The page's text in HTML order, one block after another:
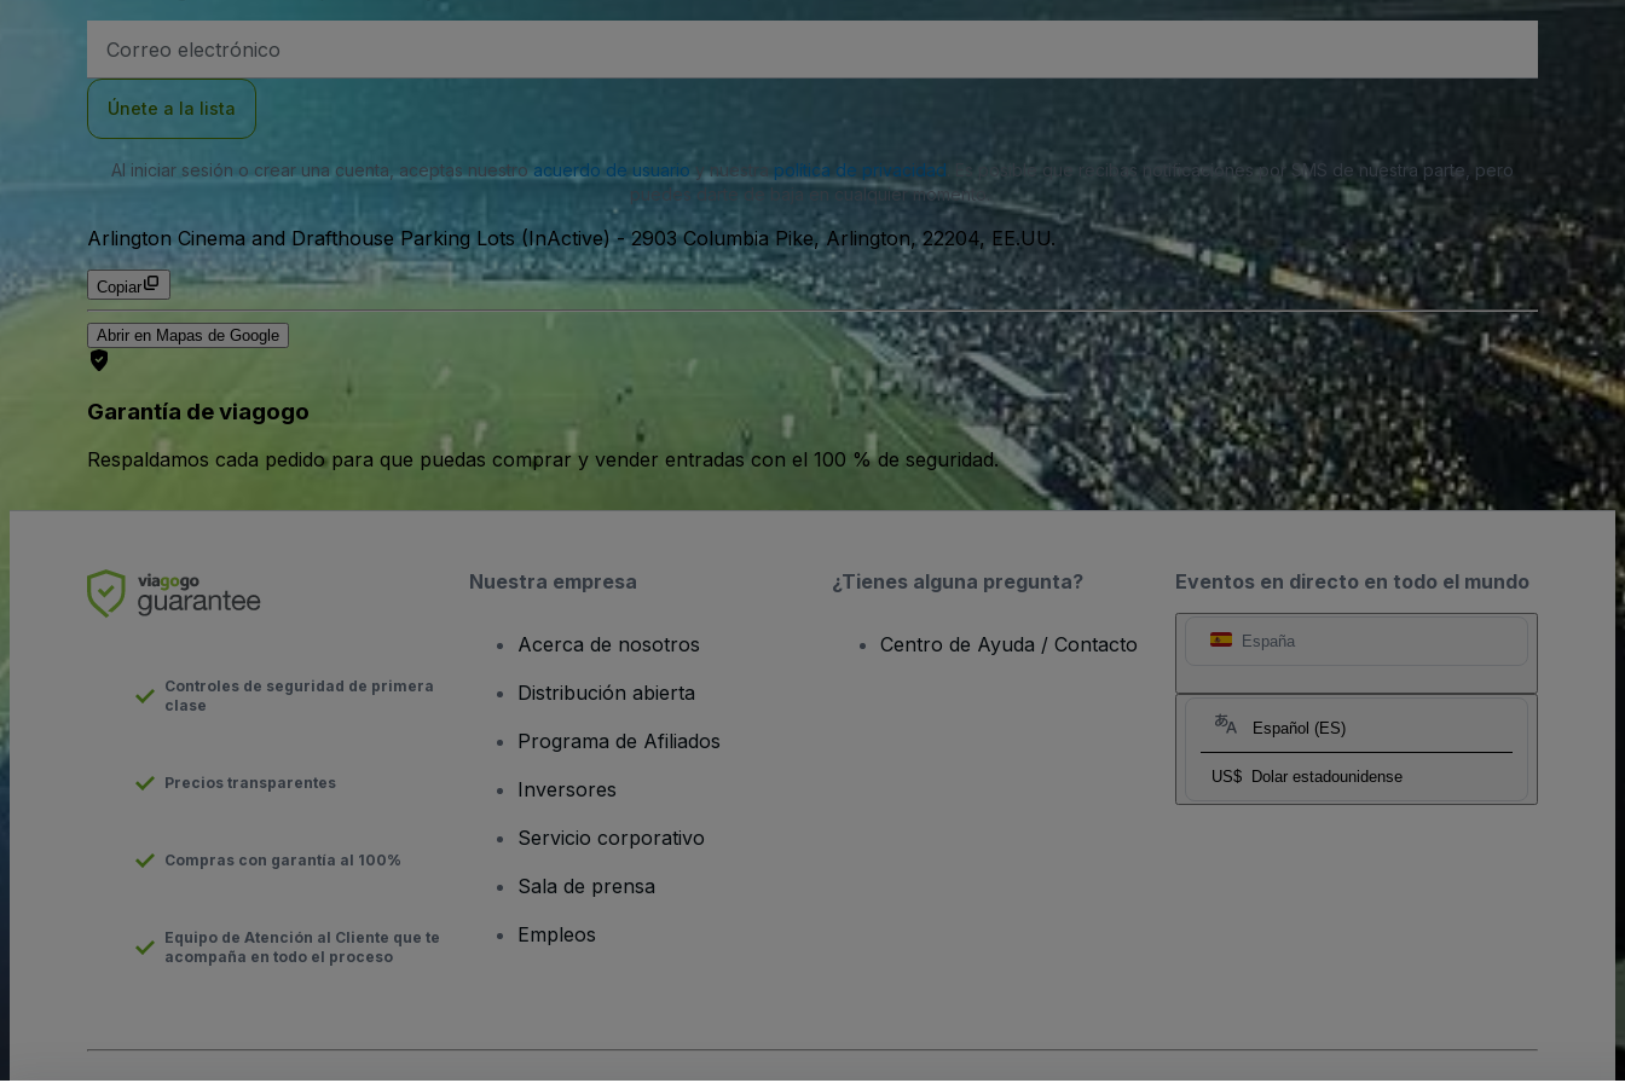
de
Únete a la lista
Al iniciar sesión o crear una cuenta, aceptas nuestro acuerdo de usuario y nuestra política de privacidad
. Es posible que recibas notificaciones por SMS de nuestra parte, pero
puedes darte de baja en cualquier momento.
Arlington Cinema and Drafthouse Parking Lots (InActive)-2903 Columbia Pike, Arlington, 22204, EE.UU.
Copiar
Abrir en Mapas de Google
Garantía de viagogo
Respaldamos cada pedido para que puedas comprar y vender entradas con el 100 % de seguridad.
Eventos en directo en todo el mundo
España
Español (ES)
US$ Dolar estadounidense
Controles de seguridad de primera
clase
Precios transparentes
Compras con garantía al 100%
Equipo de Atención al Cliente que te
acompaña en todo el proceso
Nuestra empresa
Acerca de nosotros
Distribución abierta
Programa de Afiliados
Inversores
Servicio corporativo
Sala de prensa
Empleos
¿Tienes alguna pregunta?
Centro de Ayuda / Contacto